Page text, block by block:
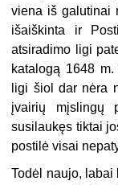
viena iš galutinai
išaiškinta ir
atsiradimo ligi
katalogą 1648
ligi šiol dar nėra
įvairių mįslingų
susilaukęs tiktai
postilė visai
Todėl naujo, labai